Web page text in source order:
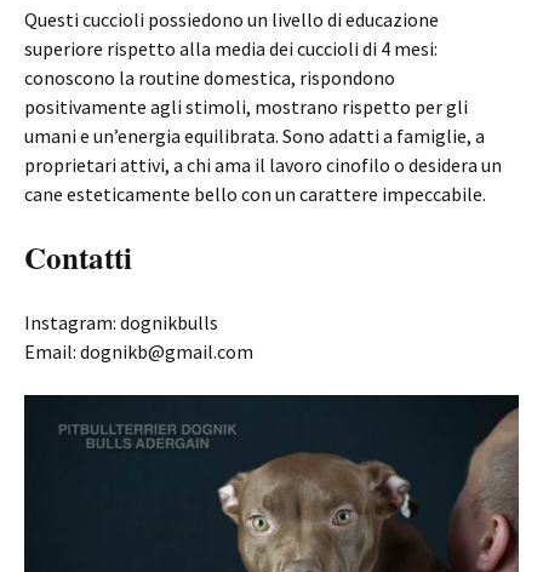
Questi cuccioli possiedono un livello di educazione
superiore rispetto alla media dei cuccioli di 4 mesi:
conoscono la routine domestica, rispondono
positivamente agli stimoli, mostrano rispetto per gli
umani e un’energia equilibrata. Sono adatti a famiglie, a
proprietari attivi, a chi ama il lavoro cinofilo o desidera un
cane esteticamente bello con un carattere impeccabile.
Contatti
Instagram: dognikbulls
Email: dognikb@gmail.com